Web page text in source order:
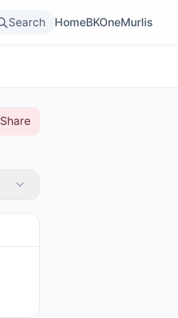
Search HomeBKOneMurlis
Share